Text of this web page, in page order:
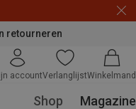
retourneren
accountVerlanglijstWinkelmand
Shop Magazine